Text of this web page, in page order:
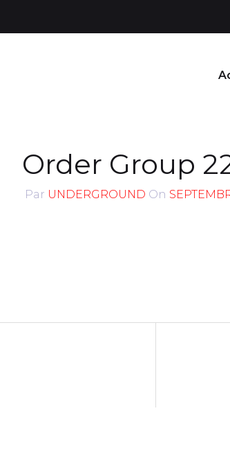
Order Group
Par UNDERGROUND On